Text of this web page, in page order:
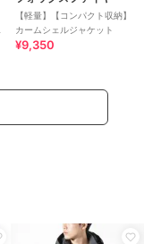
【軽量】【コンパクト収納】
カームシェルジャケット
¥9,350